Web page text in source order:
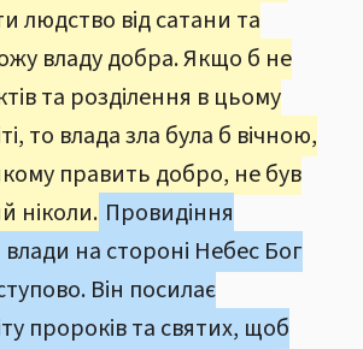
людство від сатани та
владу добра. Якщо б не
та розділення в цьому
то влада зла була б вічною,
якому править добро, не був
ніколи. Провидіння
влади на стороні Небес Бог
Він посилає
пророків та святих, щоб